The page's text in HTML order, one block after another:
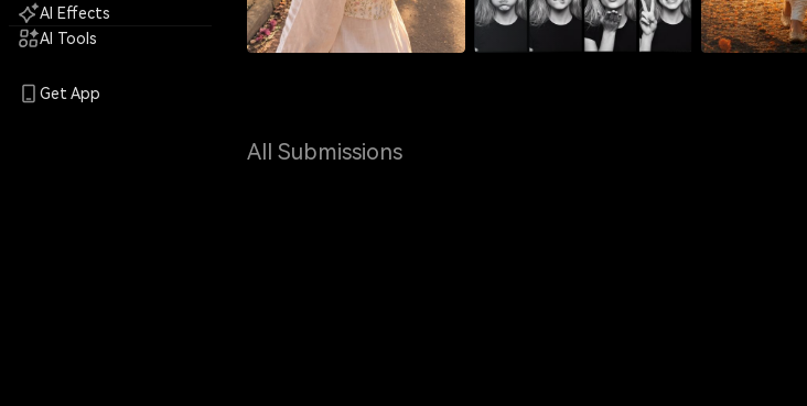
AI Effects
AI Tools
Get App
All Submissions